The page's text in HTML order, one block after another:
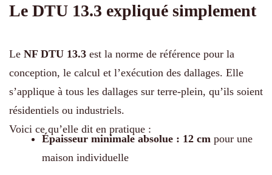
Le DTU 13.3 expliqué simplement
Le NF DTU 13.3 est la norme de référence pour la
conception, le calcul et l’exécution des dallages. Elle
s’applique à tous les dallages sur terre-plein, qu’ils soient
résidentiels ou industriels.
Voici ce qu’elle dit en pratique :
Épaisseur minimale absolue : 12 cm pour une
maison individuelle